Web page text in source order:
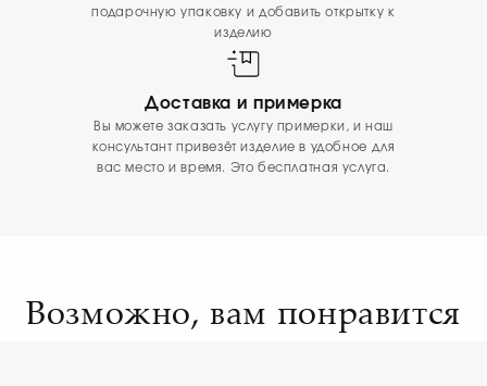
подарочную упаковку и добавить открытку к
изделию
Доставка и примерка
Вы можете заказать услугу примерки, и наш
консультант привезёт изделие в удобное для
вас место и время. Это бесплатная услуга.
Возможно, вам понравится